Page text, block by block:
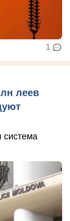
1
леев
система